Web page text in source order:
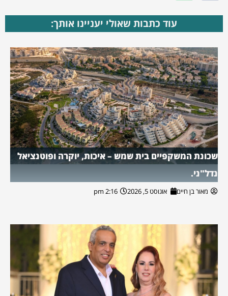
עוד כתבות שאולי יעניינו אותך:
שכונת המשקפיים בית שמש – איכות, יוקרה ופוטנציאל
נדל"ני.
מאור בן חיים אוגוסט 5, 2026 2:16 pm